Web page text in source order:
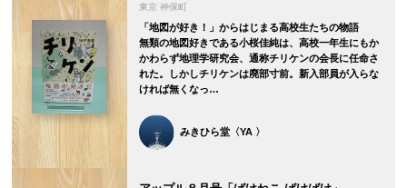
東京 神保町
「地図が好き！」からはじまる高校生たちの物語
無類の地図好きである小桜佳純は、高校一年生にもか
かわらず地理学研究会、通称チリケンの会長に任命さ
れた。しかしチリケンは廃部寸前。新入部員が入らな
ければ無くなっ…
みきひら堂〈YA 〉